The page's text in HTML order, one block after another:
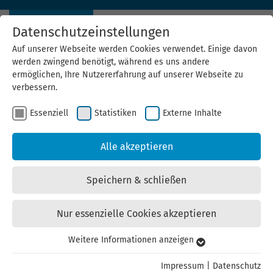
Veranstaltungen
Datenschutzeinstellungen
Auf unserer Webseite werden Cookies verwendet. Einige davon
werden zwingend benötigt, während es uns andere
ermöglichen, Ihre Nutzererfahrung auf unserer Webseite zu
verbessern.
Essenziell Statistiken Externe Inhalte
Alle akzeptieren
Speichern & schließen
Nur essenzielle Cookies akzeptieren
Essenzielle Cookies werden für grundlegende Funktionen der
Weitere Informationen anzeigen
Impressum Datenschutz